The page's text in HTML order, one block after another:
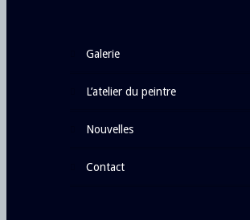
galerie
l’atelier du peintre
nouvelles
contact